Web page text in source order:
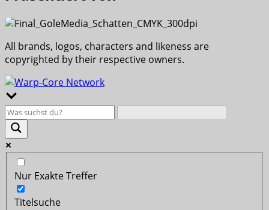
All brands, logos, characters and likeness are
copyrighted by their respective owners.
Nur Exakte Treffer
Titelsuche